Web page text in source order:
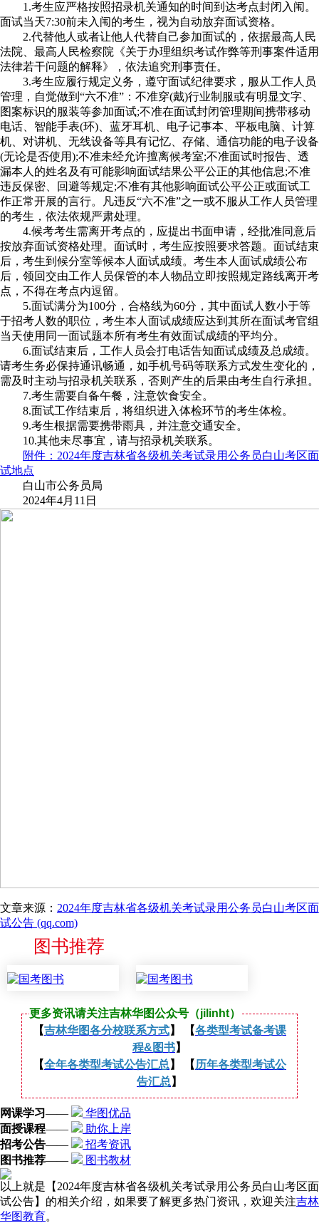
1.考生应严格按照招录机关通知的时间到达考点封闭入闱。
面试当天7:30前未入闱的考生，视为自动放弃面试资格。
2.代替他人或者让他人代替自己参加面试的，依据最高人民
法院、最高人民检察院《关于办理组织考试作弊等刑事案件适用
法律若干问题的解释》，依法追究刑事责任。
3.考生应履行规定义务，遵守面试纪律要求，服从工作人员
管理，自觉做到“六不准”：不准穿(戴)行业制服或有明显文字、
图案标识的服装等参加面试;不准在面试封闭管理期间携带移动
电话、智能手表(环)、蓝牙耳机、电子记事本、平板电脑、计算
机、对讲机、无线设备等具有记忆、存储、通信功能的电子设备
(无论是否使用);不准未经允许擅离候考室;不准面试时报告、透
漏本人的姓名及有可能影响面试结果公平公正的其他信息;不准
违反保密、回避等规定;不准有其他影响面试公平公正或面试工
作正常开展的言行。凡违反“六不准”之一或不服从工作人员管理
的考生，依法依规严肃处理。
4.候考考生需离开考点的，应提出书面申请，经批准同意后
按放弃面试资格处理。面试时，考生应按照要求答题。面试结束
后，考生到候分室等候本人面试成绩。考生本人面试成绩公布
后，领回交由工作人员保管的本人物品立即按照规定路线离开考
点，不得在考点内逗留。
5.面试满分为100分，合格线为60分，其中面试人数小于等
于招考人数的职位，考生本人面试成绩应达到其所在面试考官组
当天使用同一面试题本所有考生有效面试成绩的平均分。
6.面试结束后，工作人员会打电话告知面试成绩及总成绩。
请考生务必保持通讯畅通，如手机号码等联系方式发生变化的，
需及时主动与招录机关联系，否则产生的后果由考生自行承担。
7.考生需要自备午餐，注意饮食安全。
8.面试工作结束后，将组织进入体检环节的考生体检。
9.考生根据需要携带雨具，并注意交通安全。
10.其他未尽事宜，请与招录机关联系。
附件：2024年度吉林省各级机关考试录用公务员白山考区面
试地点
白山市公务员局
2024年4月11日
文章来源： 2024年度吉林省各级机关考试录用公务员白山考区面
试公告 (qq.com)
图书推荐
更多资讯请关注吉林华图公众号（jilinht）
【吉林华图各分校联系方式】 【各类型考试备考课
程&图书】
【全年各类型考试公告汇总 】 【 历年各类型考试公
告汇总 】
网课学习——
华图优品
面授课程——
助你上岸
招考公告——
招考资讯
图书推荐—— 图书教材
以上就是【2024年度吉林省各级机关考试录用公务员白山考区面
试公告】的相关介绍，如果要了解更多热门资讯，欢迎关注吉林
华图教育。